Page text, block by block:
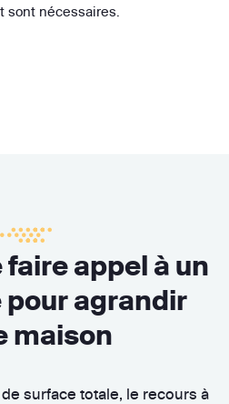
sont nécessaires.
appel à un
agrandir
maison
surface totale, le recours à